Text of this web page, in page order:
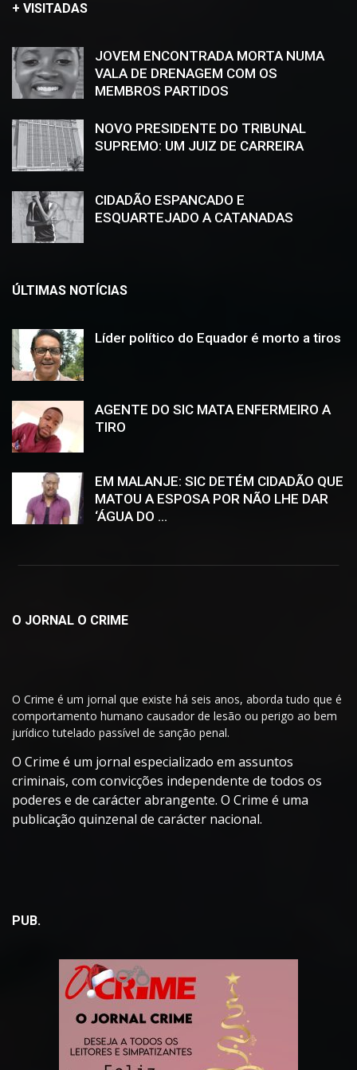
+ VISITADAS
JOVEM ENCONTRADA MORTA NUMA
VALA DE DRENAGEM COM OS
MEMBROS PARTIDOS
NOVO PRESIDENTE DO TRIBUNAL
SUPREMO: UM JUIZ DE CARREIRA
CIDADÃO ESPANCADO E
ESQUARTEJADO A CATANADAS
ÚLTIMAS NOTÍCIAS
Líder político do Equador é morto a tiros
AGENTE DO SIC MATA ENFERMEIRO A
TIRO
EM MALANJE: SIC DETÉM CIDADÃO QUE
MATOU A ESPOSA POR NÃO LHE DAR
‘ÁGUA DO ...
O JORNAL O CRIME
O Crime é um jornal que existe há seis anos, aborda tudo que é
comportamento humano causador de lesão ou perigo ao bem
jurídico tutelado passível de sanção penal.
O Crime é um jornal especializado em assuntos
criminais, com convicções independente de todos os
poderes e de carácter abrangente. O Crime é uma
publicação quinzenal de carácter nacional.
PUB.